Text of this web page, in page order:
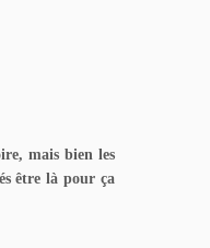
mais bien les
être là pour ça